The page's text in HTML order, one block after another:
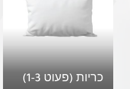
כריות (פעוט 1-3)